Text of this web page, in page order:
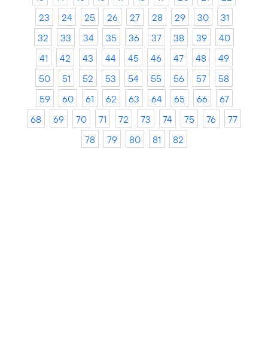
23
24 25 26 27 28 29 30
31
32
33 34 35 36 37 38 39
40
41
42 43 44 45 46 47 48
49
50
51 52 53 54 55 56 57
58
59
60 61 62 63 64 65 66
67
68
69 70 71 72 73 74 75 76
77
78
79 80 81 82